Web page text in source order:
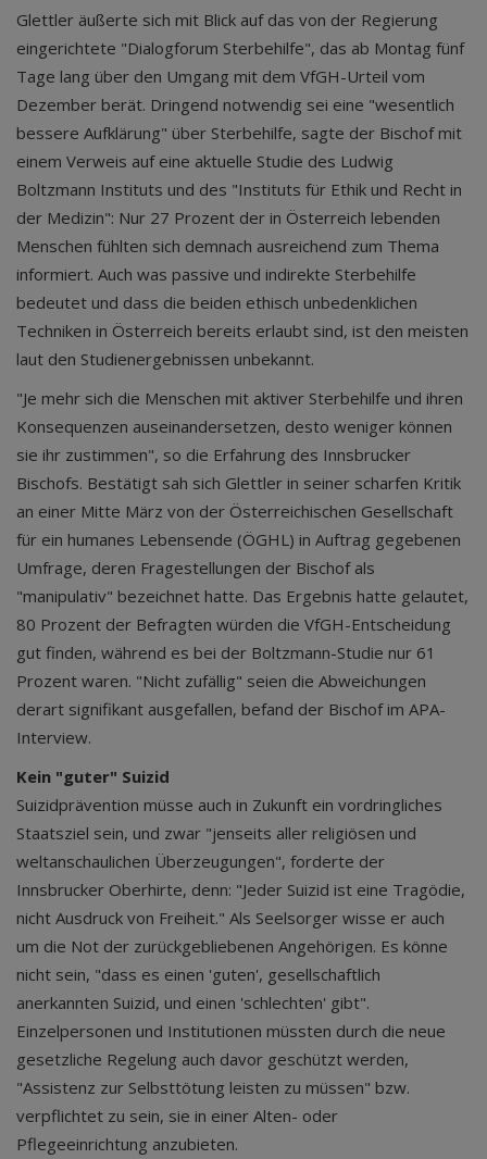
Glettler äußerte sich mit Blick auf das von der Regierung
eingerichtete "Dialogforum Sterbehilfe", das ab Montag fünf
Tage lang über den Umgang mit dem VfGH-Urteil vom
Dezember berät. Dringend notwendig sei eine "wesentlich
bessere Aufklärung" über Sterbehilfe, sagte der Bischof mit
einem Verweis auf eine aktuelle Studie des Ludwig
Boltzmann Instituts und des "Instituts für Ethik und Recht in
der Medizin": Nur 27 Prozent der in Österreich lebenden
Menschen fühlten sich demnach ausreichend zum Thema
informiert. Auch was passive und indirekte Sterbehilfe
bedeutet und dass die beiden ethisch unbedenklichen
Techniken in Österreich bereits erlaubt sind, ist den meisten
laut den Studienergebnissen unbekannt.
"Je mehr sich die Menschen mit aktiver Sterbehilfe und ihren
Konsequenzen auseinandersetzen, desto weniger können
sie ihr zustimmen", so die Erfahrung des Innsbrucker
Bischofs. Bestätigt sah sich Glettler in seiner scharfen Kritik
an einer Mitte März von der Österreichischen Gesellschaft
für ein humanes Lebensende (ÖGHL) in Auftrag gegebenen
Umfrage, deren Fragestellungen der Bischof als
"manipulativ" bezeichnet hatte. Das Ergebnis hatte gelautet,
80 Prozent der Befragten würden die VfGH-Entscheidung
gut finden, während es bei der Boltzmann-Studie nur 61
Prozent waren. "Nicht zufällig" seien die Abweichungen
derart signifikant ausgefallen, befand der Bischof im APA-
Interview.
Kein "guter" Suizid
Suizidprävention müsse auch in Zukunft ein vordringliches
Staatsziel sein, und zwar "jenseits aller religiösen und
weltanschaulichen Überzeugungen", forderte der
Innsbrucker Oberhirte, denn: "Jeder Suizid ist eine Tragödie,
nicht Ausdruck von Freiheit." Als Seelsorger wisse er auch
um die Not der zurückgebliebenen Angehörigen. Es könne
nicht sein, "dass es einen 'guten', gesellschaftlich
anerkannten Suizid, und einen 'schlechten' gibt".
Einzelpersonen und Institutionen müssten durch die neue
gesetzliche Regelung auch davor geschützt werden,
"Assistenz zur Selbsttötung leisten zu müssen" bzw.
verpflichtet zu sein, sie in einer Alten- oder
Pflegeeinrichtung anzubieten.